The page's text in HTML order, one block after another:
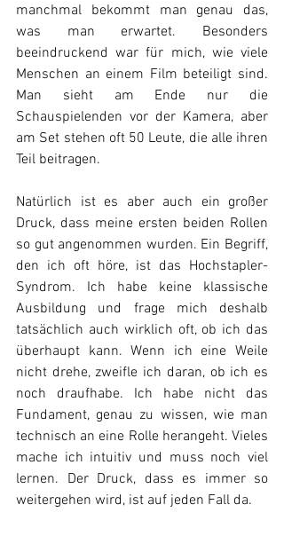
manchmal bekommt man genau das,
was man erwartet. Besonders
beeindruckend war für mich, wie viele
Menschen an einem Film beteiligt sind.
Man sieht am Ende nur die
Schauspielenden vor der Kamera, aber
am Set stehen oft 50 Leute, die alle ihren
Teil beitragen.
Natürlich ist es aber auch ein großer
Druck, dass meine ersten beiden Rollen
so gut angenommen wurden. Ein Begriff,
den ich oft höre, ist das Hochstapler-
Syndrom. Ich habe keine klassische
Ausbildung und frage mich deshalb
tatsächlich auch wirklich oft, ob ich das
überhaupt kann. Wenn ich eine Weile
nicht drehe, zweifle ich daran, ob ich es
noch draufhabe. Ich habe nicht das
Fundament, genau zu wissen, wie man
technisch an eine Rolle herangeht. Vieles
mache ich intuitiv und muss noch viel
lernen. Der Druck, dass es immer so
weitergehen wird, ist auf jeden Fall da.